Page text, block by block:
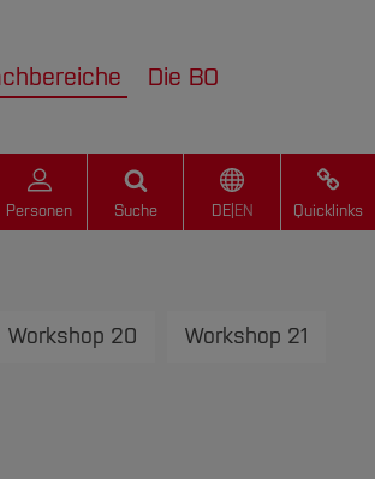
Die BO
Personen Suche DE| EN Quicklinks
Workshop 20 Workshop 21